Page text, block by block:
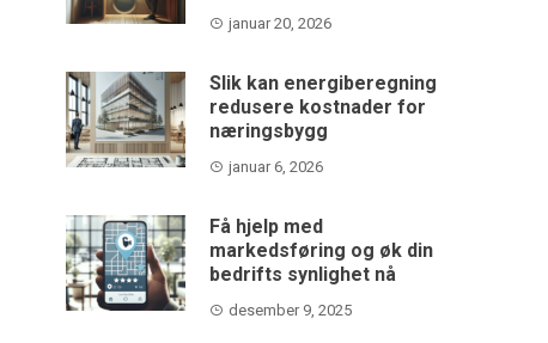
januar 20, 2026
Slik kan energiberegning
redusere kostnader for
næringsbygg
januar 6, 2026
Få hjelp med
markedsføring og øk din
bedrifts synlighet nå
desember 9, 2025